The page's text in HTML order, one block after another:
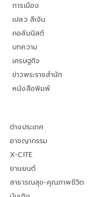
การเมือง
เปลว สีเงิน
คอลัมนิสต์
บทความ
เศรษฐกิจ
ข่าวพระราชสำนัก
หนังสือพิมพ์
ต่างประเทศ
อาชญากรรม
X-CITE
ยานยนต์
สาธารณสุข-คุณภาพชีวิต